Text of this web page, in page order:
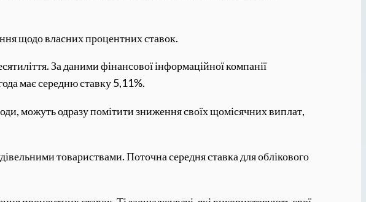
щодо власних процентних ставок.
За даними фінансової інформаційної компанії
має середню ставку 5,11%.
можуть одразу помітити зниження своїх щомісячних виплат,
товариствами. Поточна середня ставка для облікового